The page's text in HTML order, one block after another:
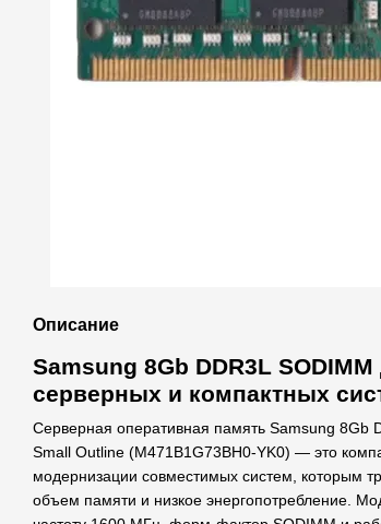
Описание
Samsung 8Gb DDR3L
серверных и компактных
Серверная оперативная память Samsung 8Gb
Small Outline (M471B1G73BH0-YK0) — это
модернизации совместимых систем, которым
объем памяти и низкое энергопотребление.